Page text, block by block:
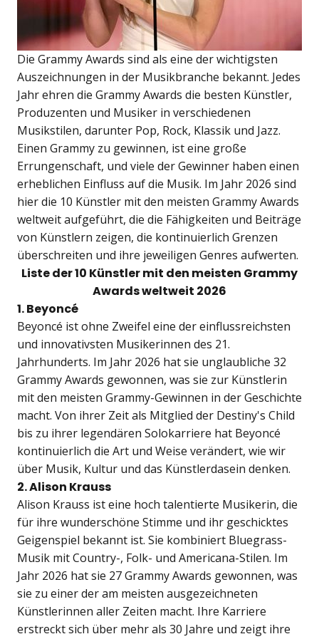
Die Grammy Awards sind als eine der wichtigsten
Auszeichnungen in der Musikbranche bekannt. Jedes
Jahr ehren die Grammy Awards die besten Künstler,
Produzenten und Musiker in verschiedenen
Musikstilen, darunter Pop, Rock, Klassik und Jazz.
Einen Grammy zu gewinnen, ist eine große
Errungenschaft, und viele der Gewinner haben einen
erheblichen Einfluss auf die Musik. Im Jahr 2026 sind
hier die 10 Künstler mit den meisten Grammy Awards
weltweit aufgeführt, die die Fähigkeiten und Beiträge
von Künstlern zeigen, die kontinuierlich Grenzen
überschreiten und ihre jeweiligen Genres aufwerten.
Liste der 10 Künstler mit den meisten Grammy
Awards weltweit 2026
1. Beyoncé
Beyoncé ist ohne Zweifel eine der einflussreichsten
und innovativsten Musikerinnen des 21.
Jahrhunderts. Im Jahr 2026 hat sie unglaubliche 32
Grammy Awards gewonnen, was sie zur Künstlerin
mit den meisten Grammy-Gewinnen in der Geschichte
macht. Von ihrer Zeit als Mitglied der Destiny's Child
bis zu ihrer legendären Solokarriere hat Beyoncé
kontinuierlich die Art und Weise verändert, wie wir
über Musik, Kultur und das Künstlerdasein denken.
2. Alison Krauss
Alison Krauss ist eine hoch talentierte Musikerin, die
für ihre wunderschöne Stimme und ihr geschicktes
Geigenspiel bekannt ist. Sie kombiniert Bluegrass-
Musik mit Country-, Folk- und Americana-Stilen. Im
Jahr 2026 hat sie 27 Grammy Awards gewonnen, was
sie zu einer der am meisten ausgezeichneten
Künstlerinnen aller Zeiten macht. Ihre Karriere
erstreckt sich über mehr als 30 Jahre und zeigt ihre